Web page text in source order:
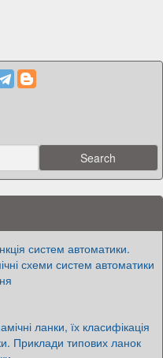
систем автоматики.
схеми систем автоматики
ланки, їх класифікація
Приклади типових ланок